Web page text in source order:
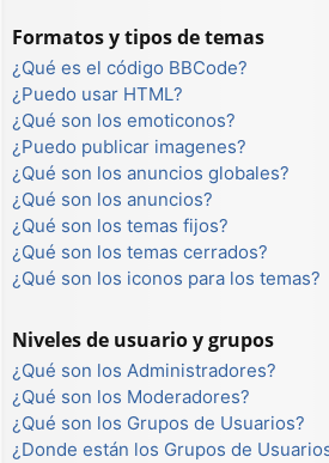
Formatos y tipos de temas
¿Qué es el código BBCode?
¿Puedo usar HTML?
¿Qué son los emoticonos?
¿Puedo publicar imagenes?
¿Qué son los anuncios globales?
¿Qué son los anuncios?
¿Qué son los temas fijos?
¿Qué son los temas cerrados?
¿Qué son los iconos para los temas?
Niveles de usuario y grupos
¿Qué son los Administradores?
¿Qué son los Moderadores?
¿Qué son los Grupos de Usuarios?
¿Donde están los Grupos de